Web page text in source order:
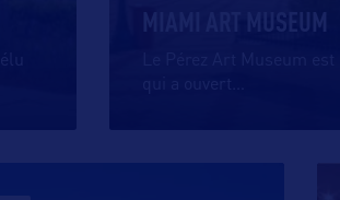
MIAMI ART MUSEUM
Le Pérez Art Museum